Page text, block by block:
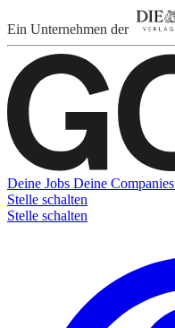
Ein Unternehmen der
Deine Jobs Deine Companies
Stelle schalten
Stelle schalten